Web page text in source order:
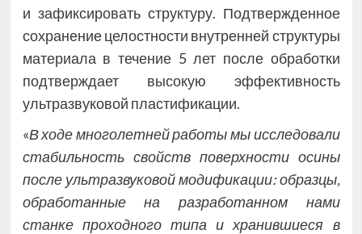
и зафиксировать структуру. Подтвержденное
сохранение целостности внутренней структуры
материала в течение 5 лет после обработки
подтверждает высокую эффективность
ультразвуковой пластификации.
«В ходе многолетней работы мы исследовали
стабильность свойств поверхности осины
после ультразвуковой модификации: образцы,
обработанные на разработанном нами
станке проходного типа и хранившиеся в